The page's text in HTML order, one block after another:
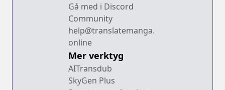
Gå med i Discord
Community
help@translatemanga.
online
Mer verktyg
AITransdub
SkyGen Plus